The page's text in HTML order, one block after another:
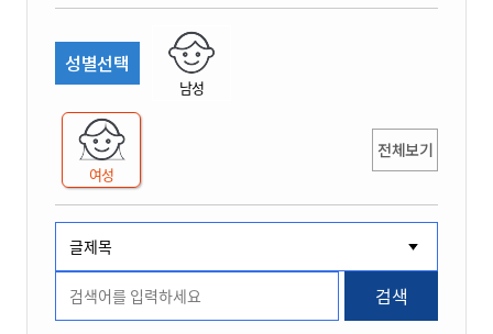
성별선택
남성
여성
전체보기
검색